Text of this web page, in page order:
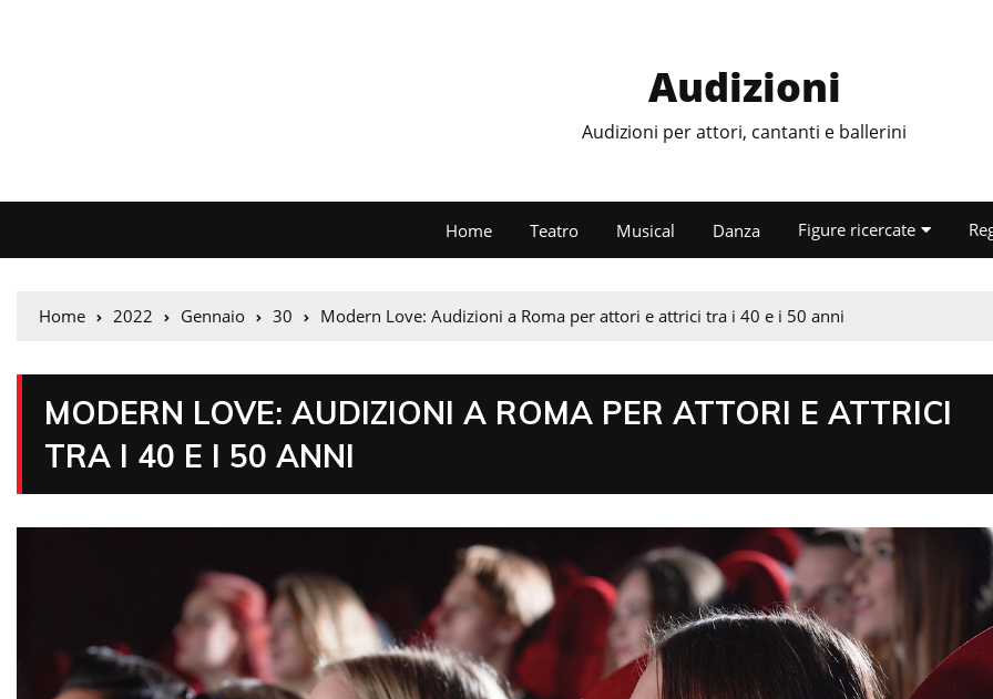
Audizioni
Audizioni per attori, cantanti e ballerini
Home Teatro Musical Danza Figure ricercate
Home 2022 Gennaio 30 Modern Love: Audizioni a Roma per attori e attrici tra i 40 e i 50 anni
MODERN LOVE: AUDIZIONI A ROMA PER ATTORI E ATTRICI
TRA I 40 E I 50 ANNI